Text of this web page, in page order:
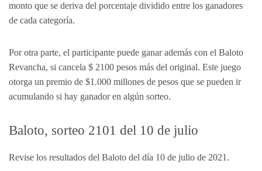
monto que se deriva del porcentaje dividido entre los ganadores
de cada categoría.
Por otra parte, el participante puede ganar además con el Baloto
Revancha, si cancela $ 2100 pesos más del original. Este juego
otorga un premio de $1.000 millones de pesos que se pueden ir
acumulando si hay ganador en algún sorteo.
Baloto, sorteo 2101 del 10 de julio
Revise los resultados del Baloto del día 10 de julio de 2021.